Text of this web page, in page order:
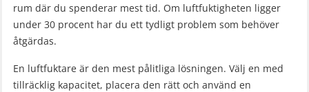
rum där du spenderar mest tid. Om luftfuktigheten ligger
under 30 procent har du ett tydligt problem som behöver
åtgärdas.
En luftfuktare är den mest pålitliga lösningen. Välj en med
tillräcklig kapacitet, placera den rätt och använd en